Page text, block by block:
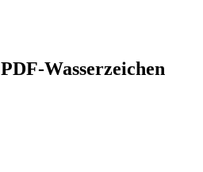
Wasserzeichen